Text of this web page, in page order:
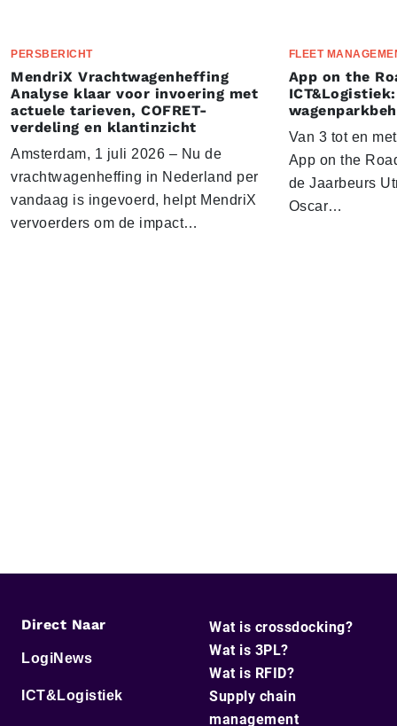
PERSBERICHT
MendriX Vrachtwagenheffing
Analyse klaar voor invoering met
actuele tarieven, COFRET-
verdeling en klantinzicht
Amsterdam, 1 juli 2026 – Nu de
vrachtwagenheffing in Nederland per
vandaag is ingevoerd, helpt MendriX
vervoerders om de impact…
FLEET
App on the
Van 3 tot en
App on the
de Jaarbeurs
Oscar…
Direct Naar
LogiNews
ICT&Logistiek
Wat is crossdocking?
Wat is 3PL?
Wat is RFID?
Supply chain
management